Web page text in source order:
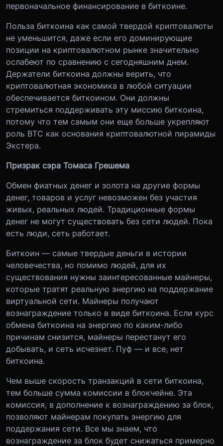
первоначальное финансирование в биткоине.
Польза биткоина как самой твердой криптовалюты
не уменьшится, даже если его доминирующие
позиции на криптовалютном рынке значительно
ослабеют по сравнению с сегодняшним днем.
Держатели биткоина должны верить, что
криптовалютная экономика в любой ситуации
обеспечивается биткоином. Они должны
стремиться поддерживать эту миссию биткоина,
потому что тем самым они еще больше укрепляют
роль ВТС как основания криптовалютной пирамиды
Экстера.
Призрак сэра Томаса Грешема
Обмен фиатных денег и золота на другие формы
денег, товаров и услуг невозможен без участия
живых, реальных людей. Традиционные формы
денег не могут существовать без сети людей. Пока
есть люди, сеть работает.
Биткоин — самые твердые деньги в истории
человечества, но помимо людей, для их
существования нужны заинтересованные майнеры,
которые тратят реальную энергию на поддержание
виртуальной сети. Майнеры получают
вознаграждение только в виде биткоина. Если курс
обмена биткоина на энергию по каким-либо
причинам снизится, майнеры перестанут его
добывать, и сеть исчезнет. Пуф — и все, нет
биткоина.
Чем выше скорость транзакций в сети биткоина,
тем больше сумма комиссии в блокчейне. Эта
комиссия, в дополнение к вознаграждению за блок,
позволяют майнерам покупать энергию для
поддержания сети. Все мы знаем, что
вознаграждение за блок будет снижаться примерно